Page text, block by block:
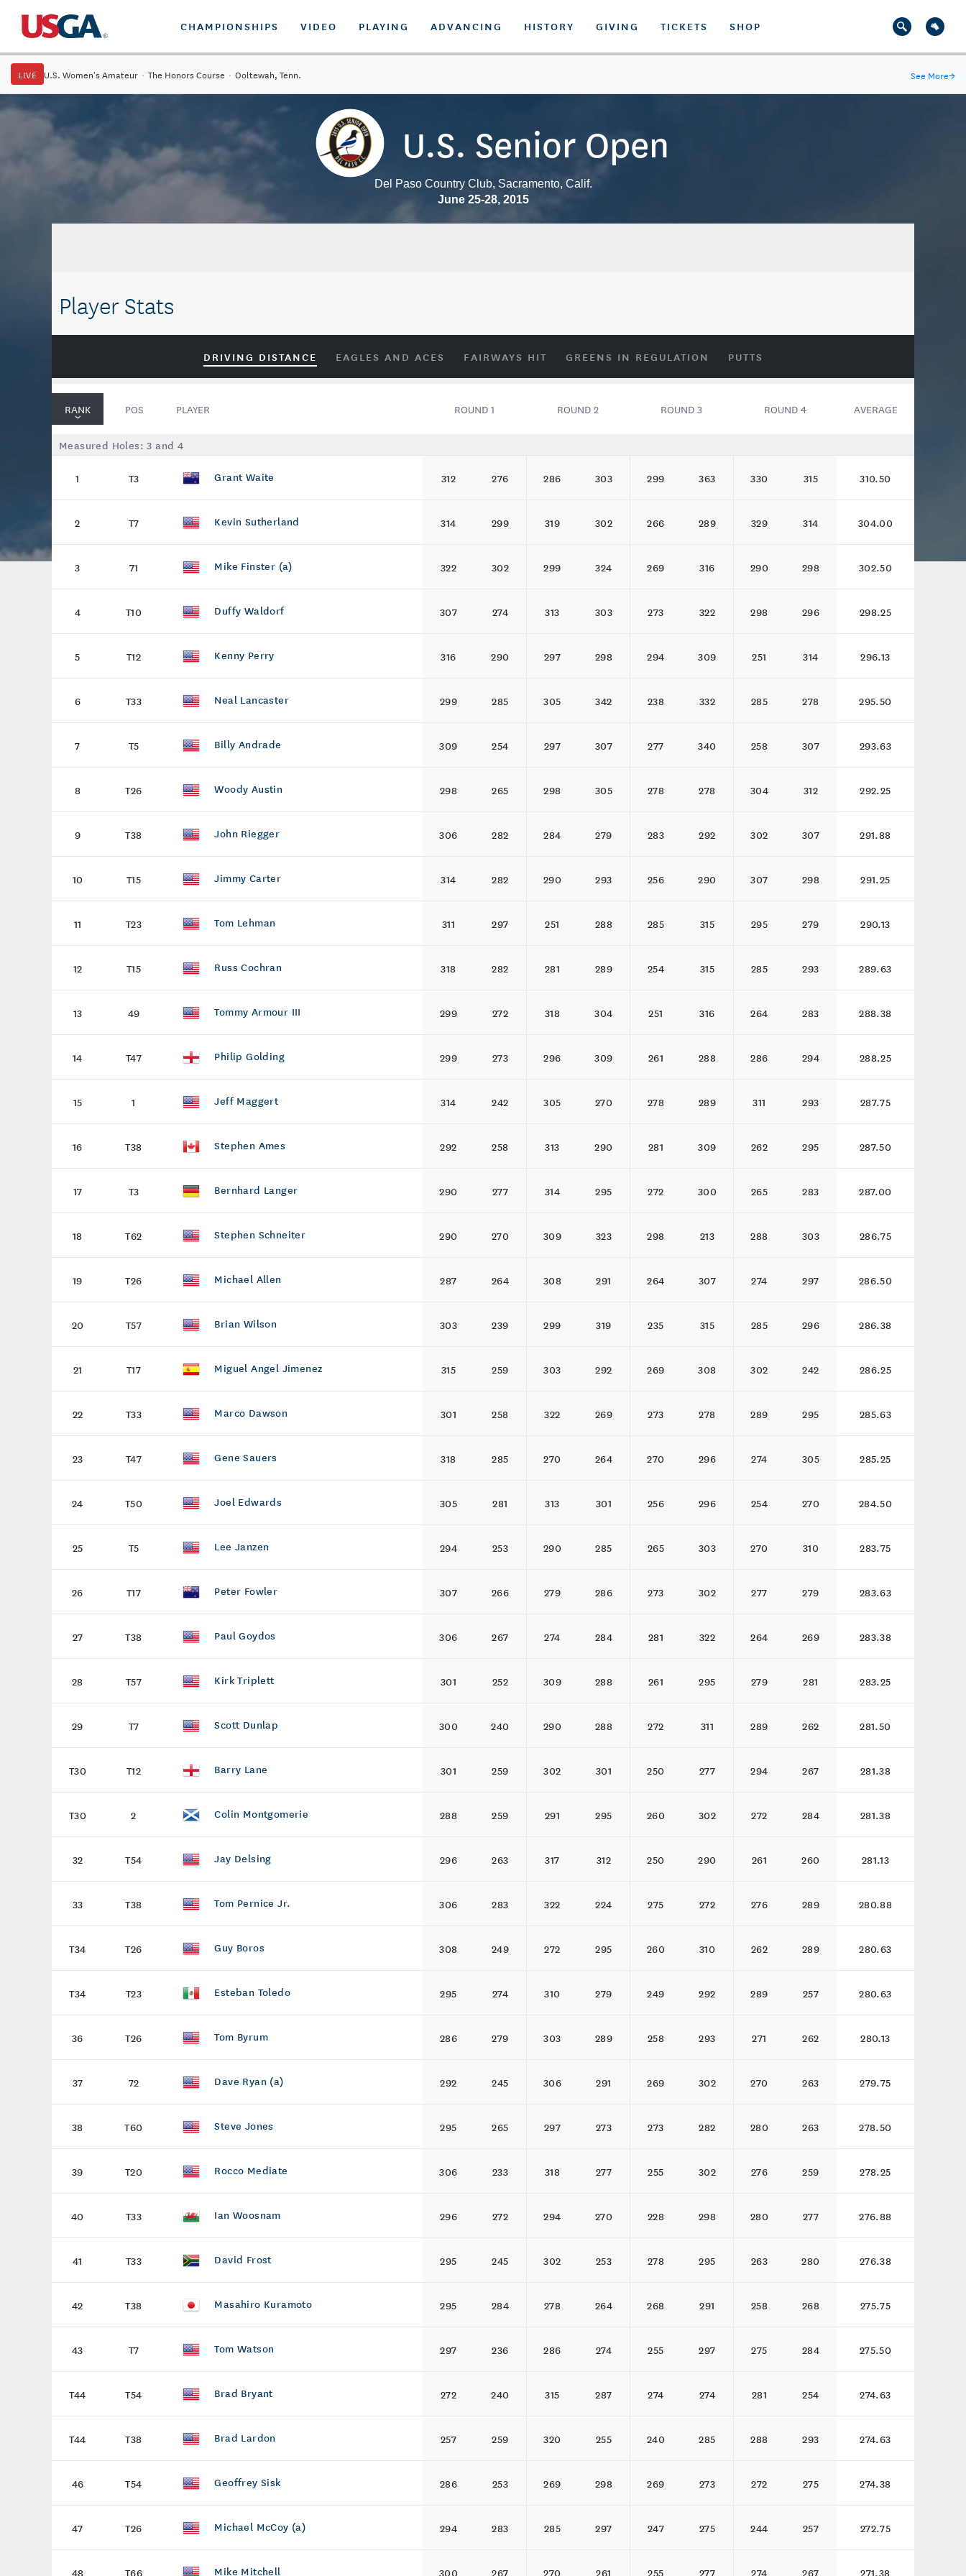
CHAMPIONSHIPS VIDEO PLAYING ADVANCING HISTORY GIVING TICKETS SHOP
LIVE U.S. Women's Amateur · The Honors Course · Ooltewah, Tenn. See More→
U.S. Senior Open
Del Paso Country Club, Sacramento, Calif.
June 25-28, 2015
Player Stats
DRIVING DISTANCE EAGLES AND ACES FAIRWAYS HIT GREENS IN REGULATION PUTTS
RANK POS PLAYER ROUND 1 ROUND 2 ROUND 3 ROUND 4 AVERAGE
Measured Holes:3 and 4
1 T3 Grant Waite 312 276 286 303 299 363 330 315 310.50
2 T7 Kevin Sutherland 314 299 319 302 266 289 329 314 304.00
3 71 Mike Finster (a) 322 302 299 324 269 316 290 298 302.50
4 T10 Duffy Waldorf 307 274 313 303 273 322 298 296 298.25
5 T12 Kenny Perry 316 290 297 298 294 309 251 314 296.13
6 T33 Neal Lancaster 299 285 305 342 238 332 285 278 295.50
7 T5 Billy Andrade 309 254 297 307 277 340 258 307 293.63
8 T26 Woody Austin 298 265 298 305 278 278 304 312 292.25
9 T38 John Riegger 306 282 284 279 283 292 302 307 291.88
10 T15 Jimmy Carter 314 282 290 293 256 290 307 298 291.25
11 T23 Tom Lehman 311 297 251 288 285 315 295 279 290.13
12 T15 Russ Cochran 318 282 281 289 254 315 285 293 289.63
13 49 Tommy Armour III 299 272 318 304 251 316 264 283 288.38
14 T47 Philip Golding 299 273 296 309 261 288 286 294 288.25
15 1 Jeff Maggert 314 242 305 270 278 289 311 293 287.75
16 T38 Stephen Ames 292 258 313 290 281 309 262 295 287.50
17 T3 Bernhard Langer 290 277 314 295 272 300 265 283 287.00
18 T62 Stephen Schneiter 290 270 309 323 298 213 288 303 286.75
19 T26 Michael Allen 287 264 308 291 264 307 274 297 286.50
20 T57 Brian Wilson 303 239 299 319 235 315 285 296 286.38
21 T17 Miguel Angel Jimenez 315 259 303 292 269 308 302 242 286.25
22 T33 Marco Dawson 301 258 322 269 273 278 289 295 285.63
23 T47 Gene Sauers 318 285 270 264 270 296 274 305 285.25
24 T50 Joel Edwards 305 281 313 301 256 296 254 270 284.50
25 T5 Lee Janzen 294 253 290 285 265 303 270 310 283.75
26 T17 Peter Fowler 307 266 279 286 273 302 277 279 283.63
27 T38 Paul Goydos 306 267 274 284 281 322 264 269 283.38
28 T57 Kirk Triplett 301 252 309 288 261 295 279 281 283.25
29 T7 Scott Dunlap 300 240 290 288 272 311 289 262 281.50
T30 T12 Barry Lane 301 259 302 301 250 277 294 267 281.38
T30 2 Colin Montgomerie 288 259 291 295 260 302 272 284 281.38
32 T54 Jay Delsing 296 263 317 312 250 290 261 260 281.13
33 T38 Tom Pernice Jr. 306 283 322 224 275 272 276 289 280.88
T34 T26 Guy Boros 308 249 272 295 260 310 262 289 280.63
T34 T23 Esteban Toledo 295 274 310 279 249 292 289 257 280.63
36 T26 Tom Byrum 286 279 303 289 258 293 271 262 280.13
37 72 Dave Ryan (a) 292 245 306 291 269 302 270 263 279.75
38 T60 Steve Jones 295 265 297 273 273 282 280 263 278.50
39 T20 Rocco Mediate 306 233 318 277 255 302 276 259 278.25
40 T33 Ian Woosnam 296 272 294 270 228 298 280 277 276.88
41 T33 David Frost 295 245 302 253 278 295 263 280 276.38
42 T38 Masahiro Kuramoto 295 284 278 264 268 291 258 268 275.75
43 T7 Tom Watson 297 236 286 274 255 297 275 284 275.50
T44 T54 Brad Bryant 272 240 315 287 274 274 281 254 274.63
T44 T38 Brad Lardon 257 259 320 255 240 285 288 293 274.63
46 T54 Geoffrey Sisk 286 253 269 298 269 273 272 275 274.38
47 T26 Michael McCoy (a) 294 283 285 297 247 275 244 257 272.75
48 T66 Mike Mitchell 300 267 270 261 255 277 274 267 271.38